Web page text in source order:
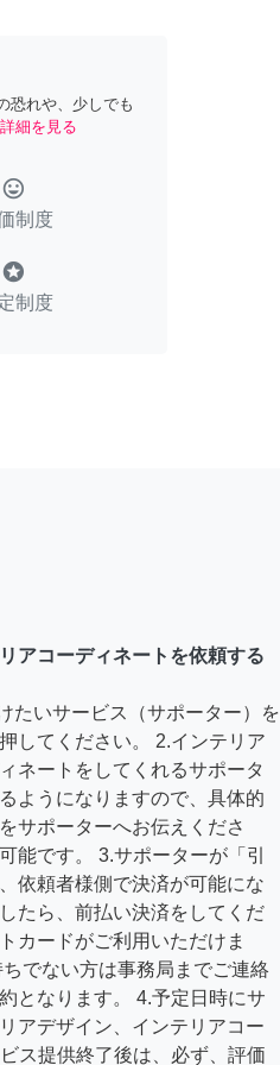
恐れや、少しでも
詳細を見る
tag_faces
制度
stars
制度
アコーディネートを依頼する
たいサービス（サポーター）を
してください。 2.インテリア
ネートをしてくれるサポータ
ようになりますので、具体的
サポーターへお伝えくださ
能です。 3.サポーターが「引
依頼者様側で決済が可能にな
たら、前払い決済をしてくだ
カードがご利用いただけま
でない方は事務局までご連絡
となります。 4.予定日時にサ
アデザイン、インテリアコー
ス提供終了後は、必ず、評価